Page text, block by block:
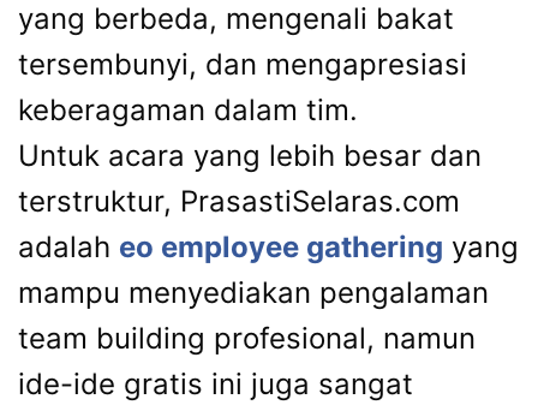
yang berbeda, mengenali bakat
tersembunyi, dan mengapresiasi
keberagaman dalam tim.
Untuk acara yang lebih besar dan
terstruktur, PrasastiSelaras.com
adalah eo employee gathering yang
mampu menyediakan pengalaman
team building profesional, namun
ide-ide gratis ini juga sangat